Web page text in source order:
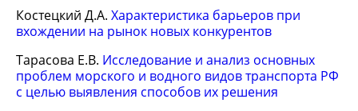
Костецкий Д.А. Характеристика барьеров при
вхождении на рынок новых конкурентов
Тарасова Е.В. Исследование и анализ основных
проблем морского и водного видов транспорта РФ
с целью выявления способов их решения